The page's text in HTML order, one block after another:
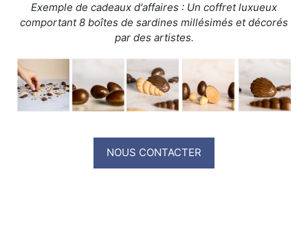
Exemple de cadeaux d'affaires : Un coffret luxueux
comportant 8 boîtes de sardines millésimés et décorés
par des artistes.
NOUS CONTACTER